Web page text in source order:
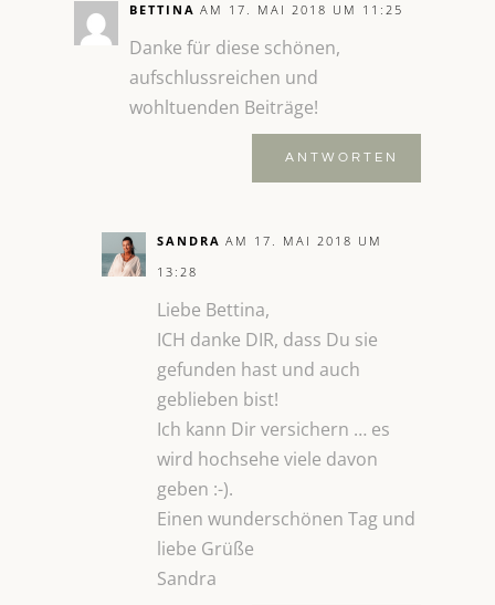
BETTINA AM 17. MAI 2018 UM 11:25
Danke für diese schönen,
aufschlussreichen und
wohltuenden Beiträge!
ANTWORTEN
SANDRA AM 17. MAI 2018 UM
13:28
Liebe Bettina,
ICH danke DIR, dass Du sie
gefunden hast und auch
geblieben bist!
Ich kann Dir versichern … es
wird hochsehe viele davon
geben :-).
Einen wunderschönen Tag und
liebe Grüße
Sandra